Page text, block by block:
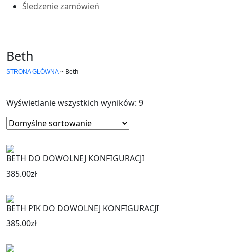
Śledzenie zamówień
Beth
STRONA GŁÓWNA ~ Beth
Wyświetlanie wszystkich wyników: 9
BETH DO DOWOLNEJ KONFIGURACJI
385.00zł
BETH PIK DO DOWOLNEJ KONFIGURACJI
385.00zł